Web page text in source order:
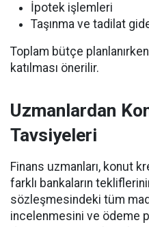
İpotek işlemleri
Taşınma ve tadilat
Toplam bütçe
katılması önerilir.
Uzmanlardan
Tavsiyeleri
Finans uzmanları, konut
farklı bankaların
sözleşmesindeki tüm
incelenmesini ve ödeme